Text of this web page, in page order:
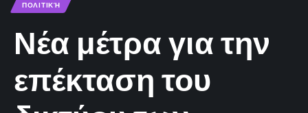
ΠΟΛΙΤΙΚΉ
Νέα μέτρα για την
επέκταση του